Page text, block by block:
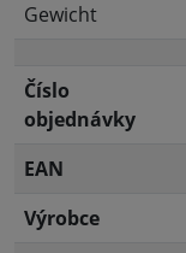
Gewicht
Číslo
objednávky
EAN
Výrobce